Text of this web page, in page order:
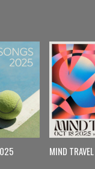
MIND TRAVEL